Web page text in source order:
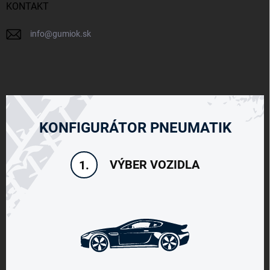
KONTAKT
info@gumiok.sk
KONFIGURÁTOR PNEUMATIK
1. VÝBER VOZIDLA